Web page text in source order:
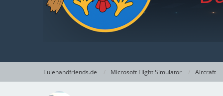
Eulenandfriends.de Microsoft Flight Simulator Aircraft